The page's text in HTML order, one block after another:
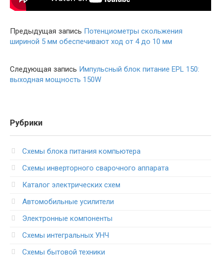
Предыдущая запись Потенциометры скольжения
шириной 5 мм обеспечивают ход от 4 до 10 мм
Следующая запись Импульсный блок питание EPL 150:
выходная мощность 150W
Рубрики
Схемы блока питания компьютера
Схемы инверторного сварочного аппарата
Каталог электрических схем
Автомобильные усилители
Электронные компоненты
Схемы интегральных УНЧ
Схемы бытовой техники